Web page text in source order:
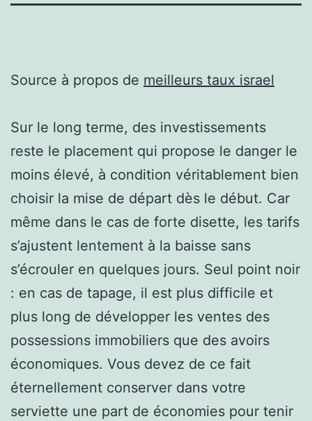
Source à propos de meilleurs taux israel
Sur le long terme, des investissements
reste le placement qui propose le danger le
moins élevé, à condition véritablement bien
choisir la mise de départ dès le début. Car
même dans le cas de forte disette, les tarifs
s’ajustent lentement à la baisse sans
s’écrouler en quelques jours. Seul point noir
: en cas de tapage, il est plus difficile et
plus long de développer les ventes des
possessions immobiliers que des avoirs
économiques. Vous devez de ce fait
éternellement conserver dans votre
serviette une part de économies pour tenir